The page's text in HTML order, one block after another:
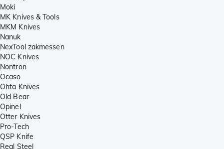
Moki
MK Knives & Tools
MKM Knives
Nanuk
NexTool zakmessen
NOC Knives
Nontron
Ocaso
Ohta Knives
Old Bear
Opinel
Otter Knives
Pro-Tech
QSP Knife
Real Steel